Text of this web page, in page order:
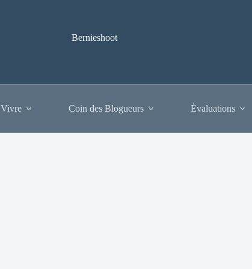
Bernieshoot
Coin des Blogueurs Évaluations